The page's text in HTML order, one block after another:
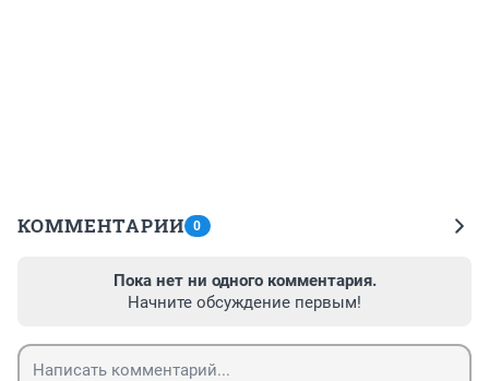
КОММЕНТАРИИ 0
Пока нет ни одного комментария.
Начните обсуждение первым!